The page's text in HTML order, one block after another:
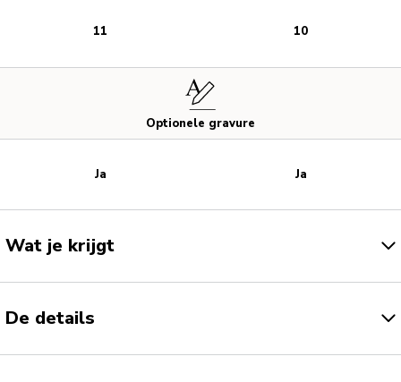
Optionele gravure
11
Ja
10
Ja
Wat je krijgt
De details